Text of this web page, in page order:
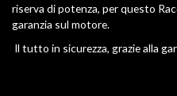
riserva di potenza, per questo
garanzia sul motore.
Il tutto in sicurezza, grazie alla